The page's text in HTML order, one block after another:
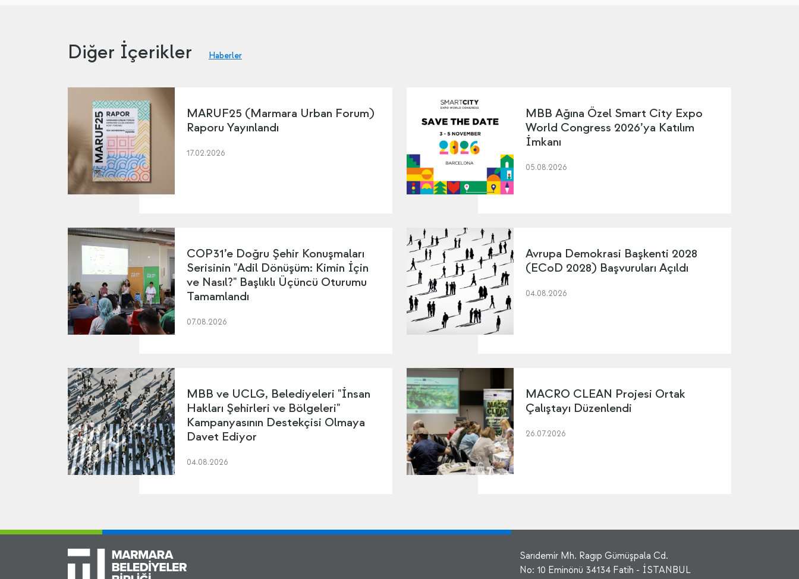
Diğer İçerikler Haberler
MARUF25 (Marmara Urban Forum)
Raporu Yayınlandı
17.02.2026
MBB Ağına Özel Smart City Expo
World Congress 2026’ya Katılım
İmkanı
05.08.2026
COP31’e Doğru Şehir Konuşmaları
Serisinin "Adil Dönüşüm: Kimin İçin
ve Nasıl?" Başlıklı Üçüncü Oturumu
Tamamlandı
07.08.2026
Avrupa Demokrasi Başkenti 2028
(ECoD 2028) Başvuruları Açıldı
04.08.2026
MBB ve UCLG, Belediyeleri "İnsan
Hakları Şehirleri ve Bölgeleri"
Kampanyasının Destekçisi Olmaya
Davet Ediyor
04.08.2026
MACRO CLEAN Projesi Ortak
Çalıştayı Düzenlendi
26.07.2026
Sarıdemir Mh. Ragıp Gümüşpala Cd.
No: 10 Eminönü 34134 Fatih - İSTANBUL